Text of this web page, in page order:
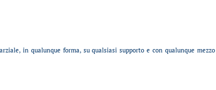
in qualunque forma, su qualsiasi supporto e con qualunque